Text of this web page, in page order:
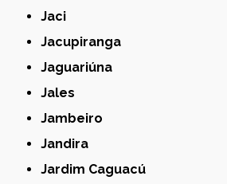
Jaci
Jacupiranga
Jaguariúna
Jales
Jambeiro
Jandira
Jardim Caguacú